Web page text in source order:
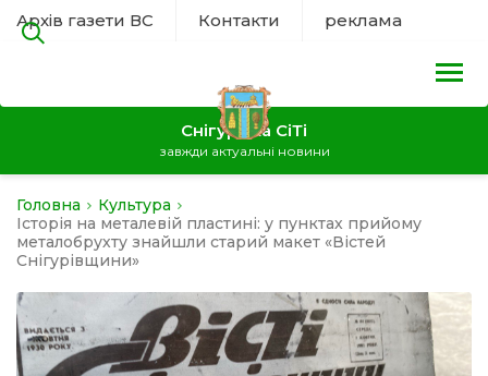
Архів газети ВС Контакти реклама
Снігурівка СіТі
завжди актуальні новини
Головна
Культура
Історія на металевій пластині: у пунктах прийому
металобрухту знайшли старий макет «Вістей
Снігурівщини»